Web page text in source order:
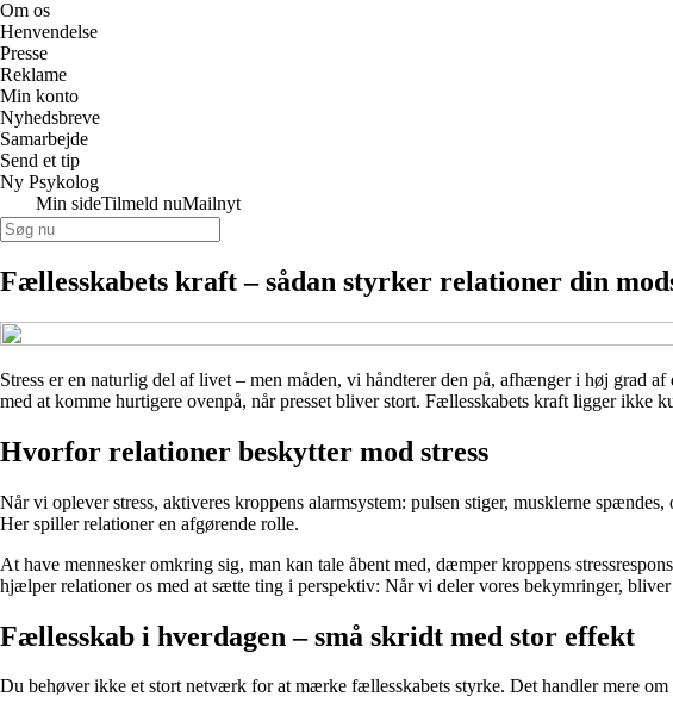
Om os
Henvendelse
Presse
Reklame
Min konto
Nyhedsbreve
Samarbejde
Send et tip
Ny Psykolog
Min sideTilmeld nuMailnyt
Fællesskabets kraft – sådan styrker relationer din
Stress er en naturlig del af livet – men måden, vi håndterer den på, afhænger i høj grad
med at komme hurtigere ovenpå, når presset bliver stort. Fællesskabets kraft ligger ikke
Hvorfor relationer beskytter mod stress
Når vi oplever stress, aktiveres kroppens alarmsystem: pulsen stiger, musklerne
Her spiller relationer en afgørende rolle.
At have mennesker omkring sig, man kan tale åbent med, dæmper kroppens
hjælper relationer os med at sætte ting i perspektiv: Når vi deler vores bekymringer,
Fællesskab i hverdagen – små skridt med stor effekt
Du behøver ikke et stort netværk for at mærke fællesskabets styrke. Det handler mere